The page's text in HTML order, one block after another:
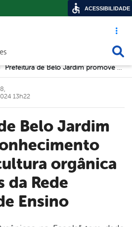
Acesso
> Prefeitura de Belo Jardim promove conhecimento sobre agricultura orgânica para alunos da Rede Municipal de Ensino
orgânica
da Rede
Ensino
13h22
ACESSIBILIDADE